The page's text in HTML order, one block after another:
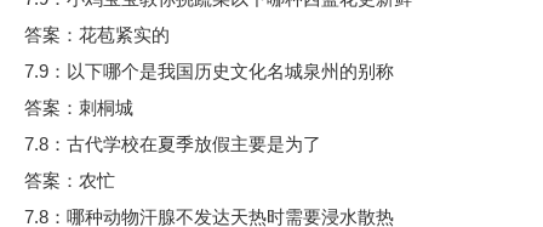
答案：花苞紧实的
7.9：以下哪个是我国历史文化名城泉州的别称
答案：刺桐城
7.8：古代学校在夏季放假主要是为了
答案：农忙
7.8：哪种动物汗腺不发达天热时需要浸水散热